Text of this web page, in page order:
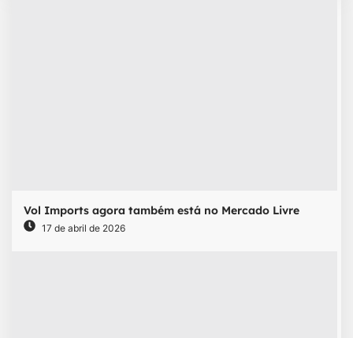
Vol Imports agora também está no Mercado Livre
17 de abril de 2026